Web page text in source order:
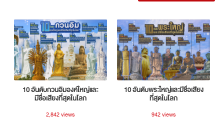
10 อันดับกวนอิมองค์ใหญ่และ
มีชื่อเสียงที่สุดในโลก
2,842 views
10 อันดับพระใหญ่และมีชื่อเสียง
ที่สุดในโลก
942 views